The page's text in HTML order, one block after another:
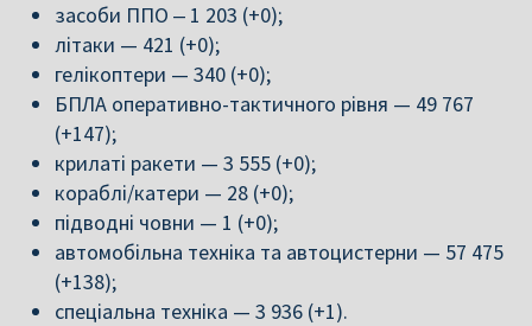
засоби ППО ‒ 1 203 (+0);
літаки — 421 (+0);
гелікоптери — 340 (+0);
БПЛА оперативно-тактичного рівня — 49 767
(+147);
крилаті ракети — 3 555 (+0);
кораблі/катери — 28 (+0);
підводні човни — 1 (+0);
автомобільна техніка та автоцистерни — 57 475
(+138);
спеціальна техніка — 3 936 (+1).